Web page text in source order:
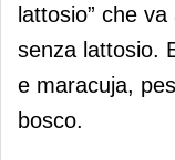
lattosio” che
senza lattosio.
e maracuja,
bosco.